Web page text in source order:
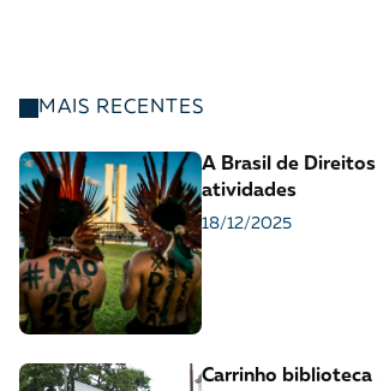
MAIS RECENTES
A Brasil de
atividades
18/12/2025
Carrinho biblioteca